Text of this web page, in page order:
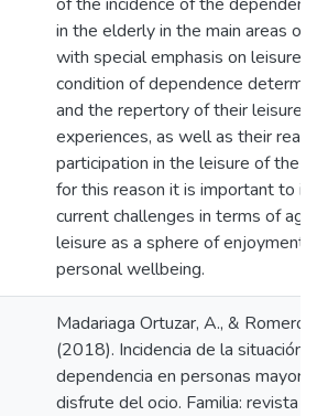
in the elderly in the main areas of
with special emphasis on leisure.
condition of dependence
and the repertory of their leisure
experiences, as well as their real
participation in the leisure of the
for this reason it is important to
current challenges in terms of
leisure as a sphere of enjoyment
personal wellbeing.
Madariaga Ortuzar, A., & Romero
(2018). Incidencia de la situación
dependencia en personas
disfrute del ocio. Familia: revista